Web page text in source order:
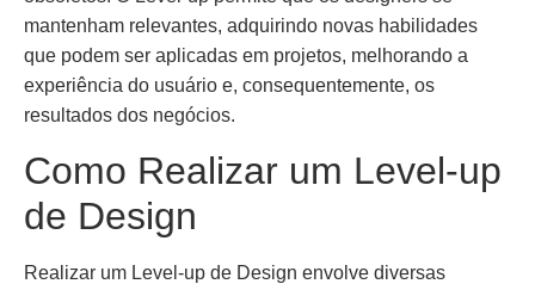
mantenham relevantes, adquirindo novas habilidades
que podem ser aplicadas em projetos, melhorando a
experiência do usuário e, consequentemente, os
resultados dos negócios.
Como Realizar um Level-up
de Design
Realizar um Level-up de Design envolve diversas